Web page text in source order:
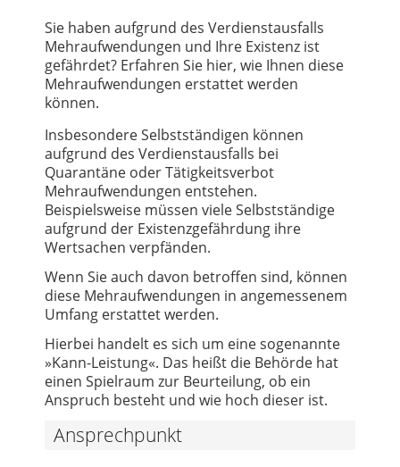
Sie haben aufgrund des Verdienstausfalls
Mehraufwendungen und Ihre Existenz ist
gefährdet? Erfahren Sie hier, wie Ihnen diese
Mehraufwendungen erstattet werden
können.
Insbesondere Selbstständigen können
aufgrund des Verdienstausfalls bei
Quarantäne oder Tätigkeitsverbot
Mehraufwendungen entstehen.
Beispielsweise müssen viele Selbstständige
aufgrund der Existenzgefährdung ihre
Wertsachen verpfänden.
Wenn Sie auch davon betroffen sind, können
diese Mehraufwendungen in angemessenem
Umfang erstattet werden.
Hierbei handelt es sich um eine sogenannte
»Kann-Leistung«. Das heißt die Behörde hat
einen Spielraum zur Beurteilung, ob ein
Anspruch besteht und wie hoch dieser ist.
Ansprechpunkt